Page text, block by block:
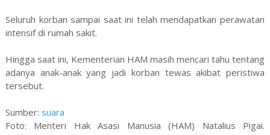
Seluruh korban sampai saat ini telah mendapatkan perawatan
intensif di rumah sakit.
Hingga saat ini, Kementerian HAM masih mencari tahu tentang
adanya anak-anak yang jadi korban tewas akibat peristiwa
tersebut.
Sumber: suara
Foto: Menteri Hak Asasi Manusia (HAM) Natalius Pigai.